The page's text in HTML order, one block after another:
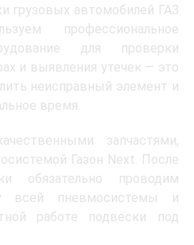
грузовых автомобилей ГАЗ
профессиональное
для проверки
и выявления утечек — это
неисправный элемент и
время.
запчастями,
Газон Next. После
обязательно проводим
всей пневмосистемы и
работе подвески под